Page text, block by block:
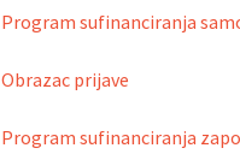
Program sufinanciranja
Obrazac prijave
Program sufinanciranja